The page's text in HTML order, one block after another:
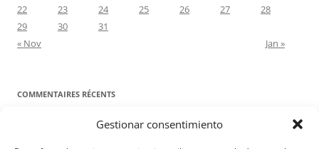
Gestionar consentimiento
22
23 24 25 26 27
28
29
30
31
« Nov
Jan »
COMMENTAIRES RÉCENTS
Proyecto Amor ConyugaldansContre toute attente. Commentaire
pour les époux : Luc 12, 8-12